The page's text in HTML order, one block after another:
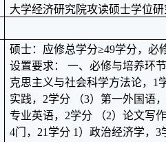
大学经济研究院攻读硕士学位研
硕士：应修总学分≥49学分，必
设置要求： 一、必修与培养环节
克思主义与社会科学方法论， 1
实践， 2学分 （3）第一外国语，
专业英语， 2学分 （2）论文写
4门， 21 学分 1 ）政治经济学， 3